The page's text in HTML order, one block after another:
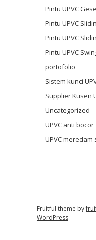
Pintu UPVC
Pintu UPVC
Pintu UPVC
Pintu UPVC
portofolio
Sistem kunci
Supplier Kusen
Uncategorized
UPVC anti bocor
UPVC meredam
Fruitful theme by
WordPress